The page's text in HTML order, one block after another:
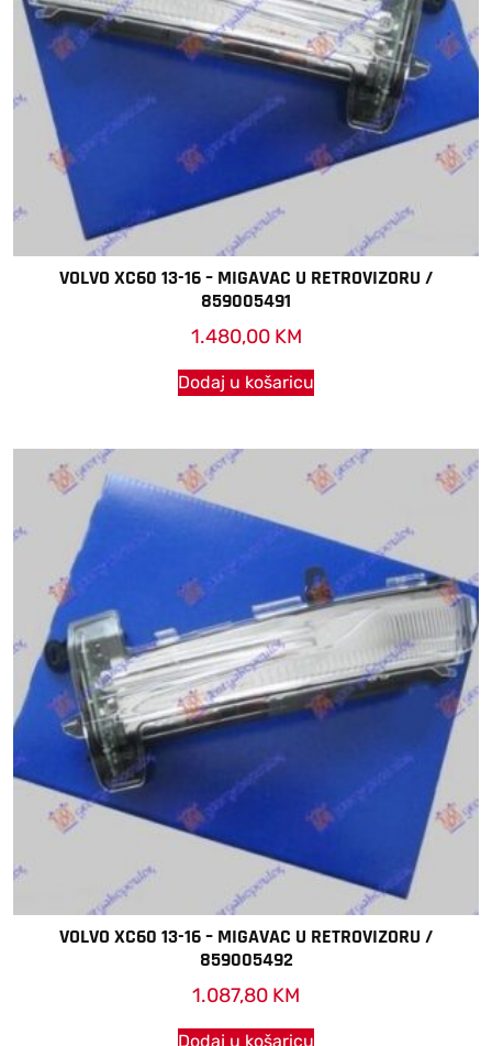
VOLVO XC60 13-16 – MIGAVAC U RETROVIZORU /
859005491
1.480,00 KM
Dodaj u košaricu
VOLVO XC60 13-16 – MIGAVAC U RETROVIZORU /
859005492
1.087,80 KM
Dodaj u košaricu